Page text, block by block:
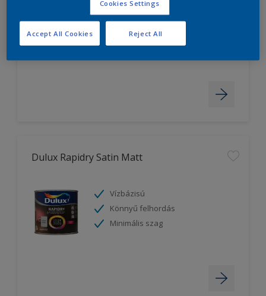
Kiváló takarás
Kiváló fedőképesség
Könnyű felhordás
Dulux Rapidry Satin Matt
Vízbázisú
Könnyű felhordás
Minimális szag
Cookies Settings
Reject All
Accept All Cookies